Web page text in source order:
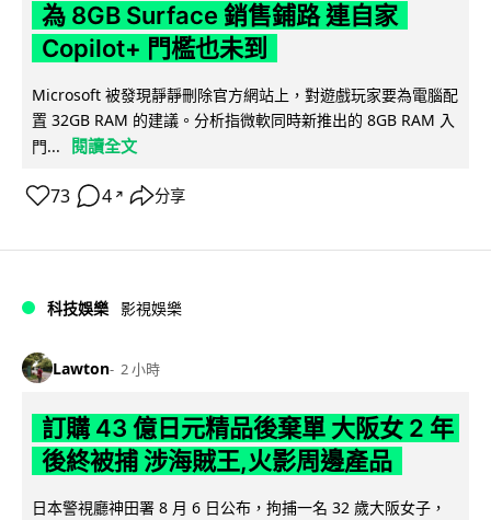
為 8GB Surface 銷售鋪路 連自家
Copilot+ 門檻也未到
Microsoft 被發現靜靜刪除官方網站上，對遊戲玩家要為電腦配
置 32GB RAM 的建議。分析指微軟同時新推出的 8GB RAM 入
門...
閱讀全文
73 4 ↗ 分享
科技娛樂 影視娛樂
Lawton 2 小時
訂購 43 億日元精品後棄單 大阪女 2 年
後終被捕 涉海賊王,火影周邊產品
日本警視廳神田署 8 月 6 日公布，拘捕一名 32 歲大阪女子，